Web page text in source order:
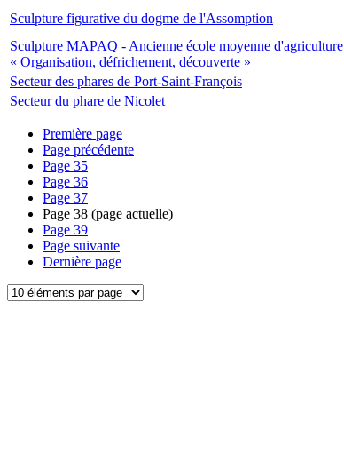
Sculpture figurative du dogme de l'Assomption
Sculpture MAPAQ - Ancienne école moyenne d'agriculture
« Organisation, défrichement, découverte »
Secteur des phares de Port-Saint-François
Secteur du phare de Nicolet
Première page
Page précédente
Page 35
Page 36
Page 37
Page 38 (page actuelle)
Page 39
Page suivante
Dernière page